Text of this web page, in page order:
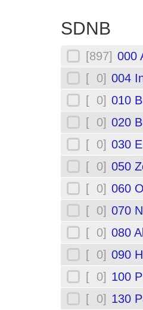
SDNB
[897] 000
[ 0] 004
[ 0] 010
[ 0] 020
[ 0] 030
[ 0] 050
[ 0] 060
[ 0] 070
[ 0] 080
[ 0] 090
[ 0] 100
[ 0] 130